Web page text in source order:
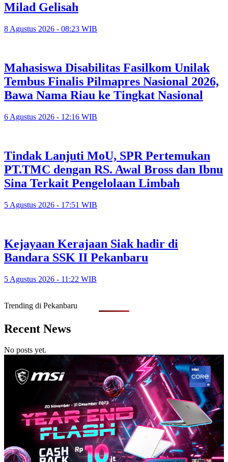
Milad Gelisah
8 Agustus 2026 - 08:23 WIB
Mahasiswa Disabilitas Fasilkom Unilak
Tembus Finalis Pilmapres Nasional 2026,
Bawa Nama Riau ke Tingkat Nasional
6 Agustus 2026 - 12:16 WIB
Tindak Lanjuti MoU, SPR Pertemukan
PT.TMC dengan RS. Awal Bross dan Ibnu
Sina Terkait Pengelolaan Limbah
5 Agustus 2026 - 17:51 WIB
Kejayaan Kerajaan Siak hadir di
Bandara SSK II Pekanbaru
5 Agustus 2026 - 11:22 WIB
Trending di Pekanbaru
Recent News
No posts yet.